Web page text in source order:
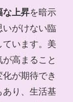
な上昇を暗示
いがけない臨
います。美
高まること
が期待でき
あり、生活基